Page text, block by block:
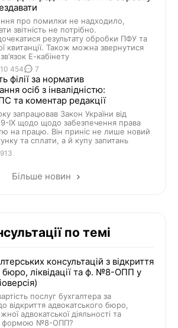
про помилки не надходило,
звітність не потрібно.
результату обробки ПФУ та
квитанції. Також можна звернутися
Е-кабінету
10 454 7
філії за норматив
осіб з інвалідністю:
та коментар редакції
запрацював Закон України від
IX щодо щодо забезпечення права
на працю. Він приніс не лише новий
та сплати, а й купу запитань
913
Більше новин
по темі
консультацій з відкриття
бюро, ліквідації та ф. №8-ОПП у
послуг бухгалтера за
відкриття адвокатського бюро,
адвокатської діяльності та
формою №8-ОПП?